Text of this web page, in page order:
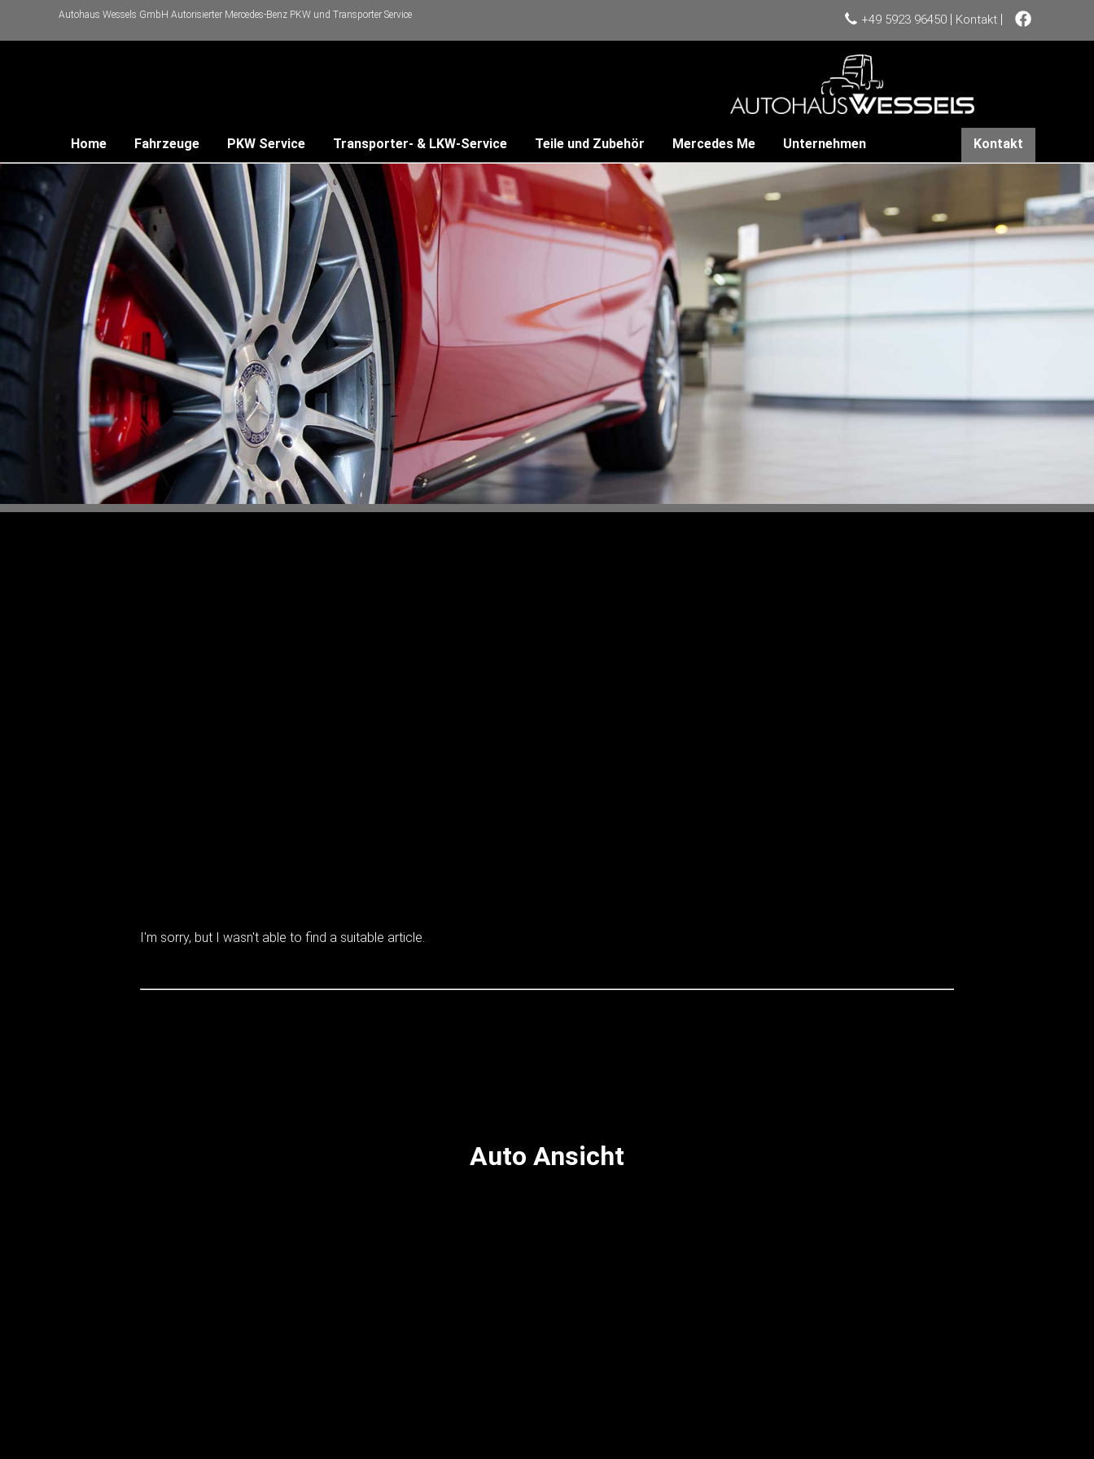
Autohaus Wessels GmbH Autorisierter Mercedes-Benz PKW und Transporter Service +49 5923 96450 | Kontakt |
Home Fahrzeuge PKW Service Transporter- & LKW-Service Teile und Zubehör Mercedes Me Unternehmen Kontakt
Content Slider
I'm sorry, but I wasn't able to find a suitable article.
Auto Ansicht